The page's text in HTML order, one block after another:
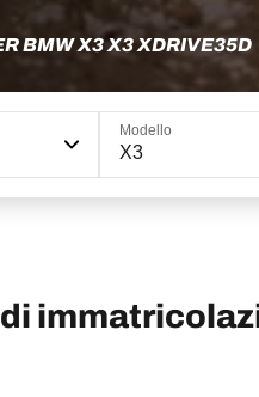
BMW X3 X3 XDRIVE35D
Modello
X3